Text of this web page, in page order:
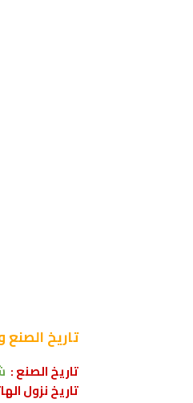
تاريخ الصنع
تاريخ الصنع :
تاريخ نزول